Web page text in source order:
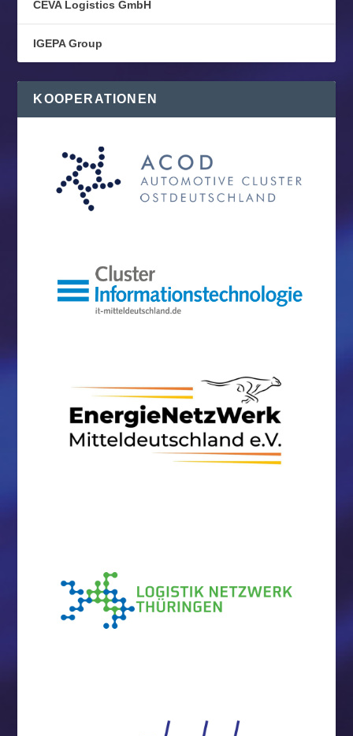
CEVA Logistics GmbH
IGEPA Group
KOOPERATIONEN